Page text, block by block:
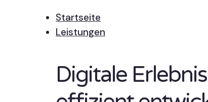
Startseite
Leistungen
Digitale